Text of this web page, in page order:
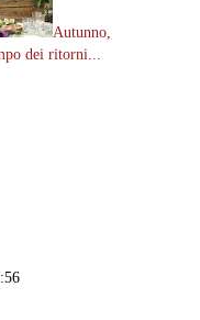
Autunno,
dei ritorni...